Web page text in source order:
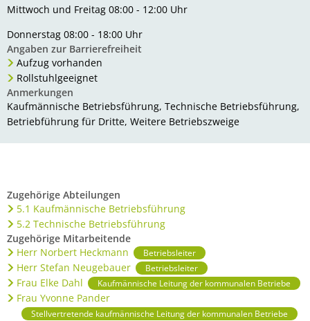
Mittwoch und Freitag 08:00 - 12:00 Uhr
Donnerstag 08:00 - 18:00 Uhr
Angaben zur Barrierefreiheit
Aufzug vorhanden
Rollstuhlgeeignet
Anmerkungen
Kaufmännische Betriebsführung, Technische Betriebsführung,
Betriebführung für Dritte, Weitere Betriebszweige
Zugehörige Abteilungen
5.1 Kaufmännische Betriebsführung
5.2 Technische Betriebsführung
Zugehörige Mitarbeitende
Herr Norbert Heckmann
Betriebsleiter
Herr Stefan Neugebauer Betriebsleiter
Frau Elke Dahl Kaufmännische Leitung der kommunalen Betriebe
Frau Yvonne Pander
Stellvertretende kaufmännische Leitung der kommunalen Betriebe